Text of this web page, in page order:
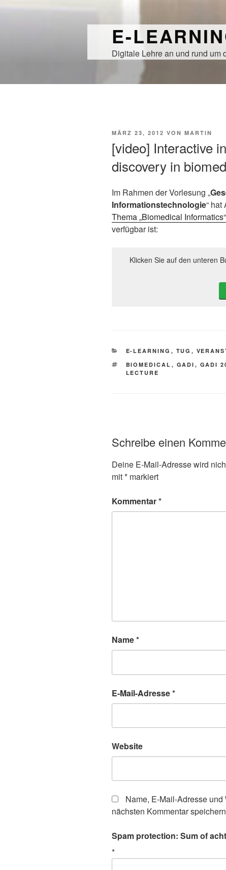
E-
Digitale Lehre an und rund um
VERÖFFENTLICHT
MÄRZ 23, 2012 VON MARTIN
[video] Interactive
discovery in
Im Rahmen der Vorlesung „
Informationstechnologie“
Thema „Biomedical Informatics“
verfügbar ist:
Klicken Sie auf den unteren
KATEGORIEN
E-LEARNING , TUG ,
SCHLAGWÖRTER
BIOMEDICAL , GADI , GADI
LECTURE
Schreibe einen
Deine E-Mail-Adresse wird
mit* markiert
Kommentar*
Name*
E-Mail-Adresse*
Website
Name, E-Mail-Adresse
nächsten Kommentar
Spam protection: Sum of
*